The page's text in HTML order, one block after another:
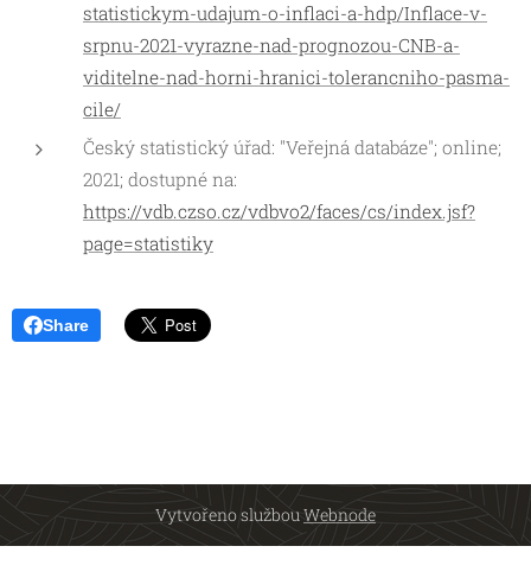
statistickym-udajum-o-inflaci-a-hdp/Inflace-v-
srpnu-2021-vyrazne-nad-prognozou-CNB-a-
viditelne-nad-horni-hranici-tolerancniho-pasma-
cile/
Český statistický úřad: "Veřejná databáze"; online;
2021; dostupné na:
https://vdb.czso.cz/vdbvo2/faces/cs/index.jsf?
page=statistiky
Share
Vytvořeno službouWebnode